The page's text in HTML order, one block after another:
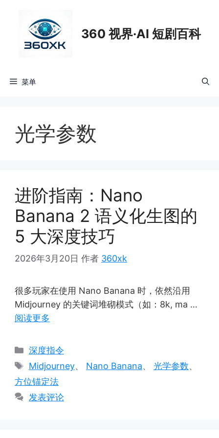
360 视界·AI 短剧百科
菜单
光学参数
进阶指南：Nano
Banana 2 语义化生图的
5 大深度技巧
2026年3月20日 作者 360xk
很多玩家在使用 Nano Banana 时，依然沿用
Midjourney 的关键词堆砌模式（如：8k, ma …
阅读更多
分
类
深度指令
标
签
Midjourney、 Nano Banana、 光学参数、
方位锚定法
发表评论